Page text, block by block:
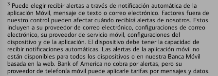
3 Puede elegir recibir alertas a través de notificación automática de la
aplicación Móvil, mensaje de texto o correo electrónico. Factores fuera de
nuestro control pueden afectar cuándo recibirá alertas de nosotros. Estos
incluyen a su proveedor de correo electrónico, configuraciones de correo
electrónico, su proveedor de servicio móvil, configuraciones del
dispositivo y de la aplicación. El dispositivo debe tener la capacidad de
recibir notificaciones automáticas. Las alertas de la aplicación móvil no
están disponibles para todos los dispositivos o en nuestra Banca Móvil
basada en la web. Bank of America no cobra por alertas, pero su
proveedor de telefonía móvil puede aplicarle tarifas por mensajes y datos.